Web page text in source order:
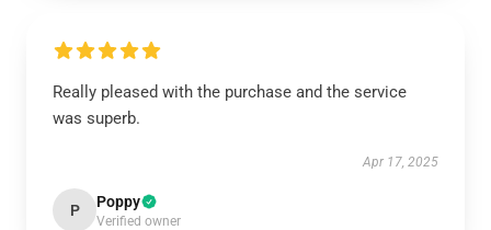
Really pleased with the purchase and the service
was superb.
Apr 17, 2025
P Poppy
Verified owner